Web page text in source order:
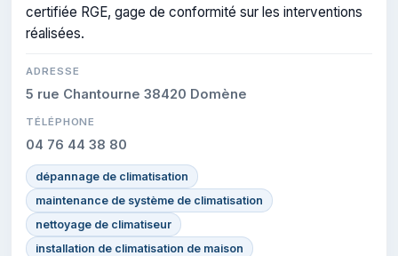
certifiée RGE, gage de conformité sur les interventions
réalisées.
ADRESSE
5 rue Chantourne 38420 Domène
TÉLÉPHONE
04 76 44 38 80
dépannage de climatisation
maintenance de système de climatisation
nettoyage de climatiseur
installation de climatisation de maison